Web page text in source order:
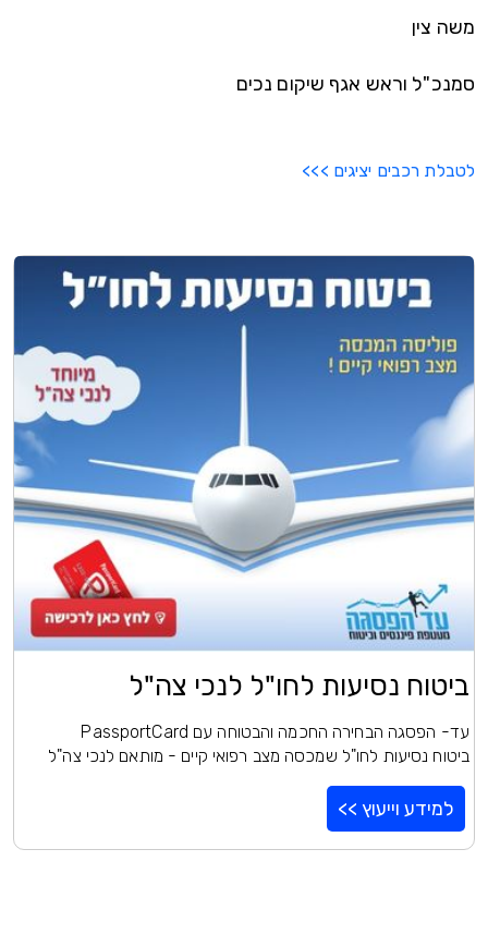
משה צין
סמנכ"ל וראש אגף שיקום נכים
לטבלת רכבים יציגים >>>
ביטוח נסיעות לחו"ל לנכי צה"ל
עד- הפסגה הבחירה החכמה והבטוחה עם PassportCard
ביטוח נסיעות לחו"ל שמכסה מצב רפואי קיים - מותאם לנכי צה"ל
למידע וייעוץ >>